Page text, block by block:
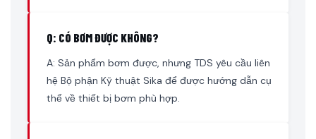
Q: CÓ BƠM ĐƯỢC KHÔNG?
A: Sản phẩm bơm được, nhưng TDS yêu cầu liên
hệ Bộ phận Kỹ thuật Sika để được hướng dẫn cụ
thể về thiết bị bơm phù hợp.